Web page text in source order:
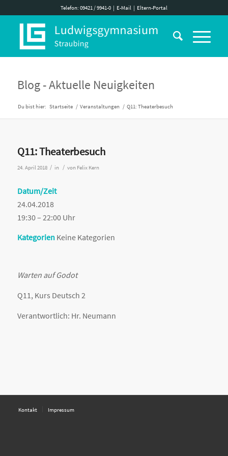
Telefon: 09421 / 9941-0| E-Mail| Eltern-Portal
Blog - Aktuelle Neuigkeiten
Du bist hier: Startseite / Veranstaltungen / Q11: Theaterbesuch
Q11: Theaterbesuch
24. April 2018 / in / von Felix Kern
Datum/Zeit
24.04.2018
19:30 – 22:00 Uhr
KategorienKeine Kategorien
Warten auf Godot
Q11, Kurs Deutsch 2
Verantwortlich: Hr. Neumann
Kontakt Impressum